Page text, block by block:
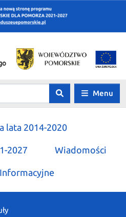
Menu
lata 2014-2020
2027 Wiadomości